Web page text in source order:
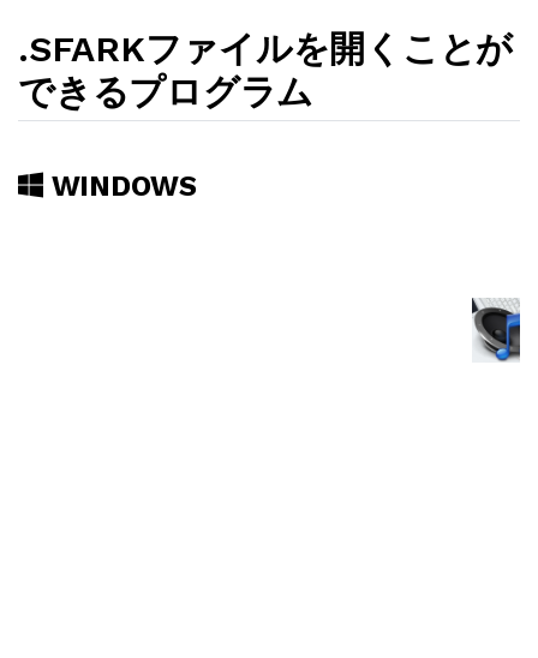
.SFARKファイルを開くことが
できるプログラム
WINDOWS